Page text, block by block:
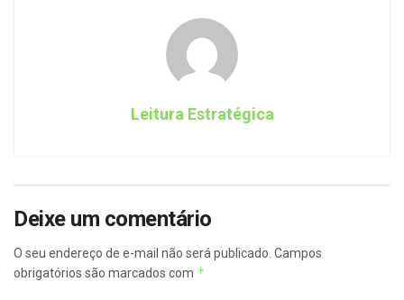
Leitura Estratégica
Deixe um comentário
O seu endereço de e-mail não será publicado. Campos
obrigatórios são marcados com *